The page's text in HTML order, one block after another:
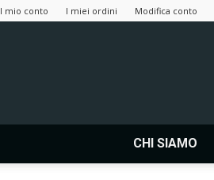
mio conto I miei ordini Modifica conto
CHI SIAMO